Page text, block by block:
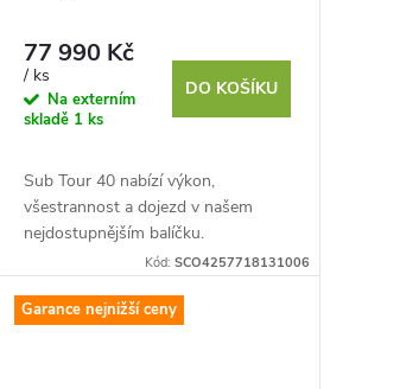
77 990 Kč
/ ks
Na externím
skladě 1 ks
DO KOŠÍKU
Sub Tour 40 nabízí výkon,
všestrannost a dojezd v našem
nejdostupnějším balíčku.
Vyzkoušejte způsob, jak jezdit po
stále...
Kód: SCO4257718131006
Garance nejnižší ceny